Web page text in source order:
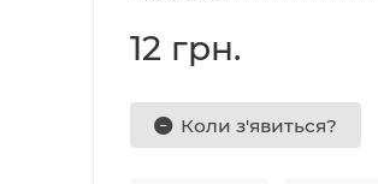
12 грн.
Коли з'явиться?